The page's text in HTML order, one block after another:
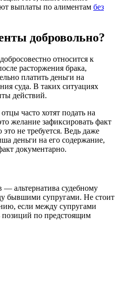
выплаты по алиментам без
добровольно?
относится к
расторжения брака,
платить деньги на
суда. В таких ситуациях
действий.
часто хотят подать на
желание зафиксировать факт
не требуется. Ведь даже
деньги на его содержание,
документарно.
— альтернатива судебному
бывшими супругами. Не стоит
если между супругами
позиций по предстоящим